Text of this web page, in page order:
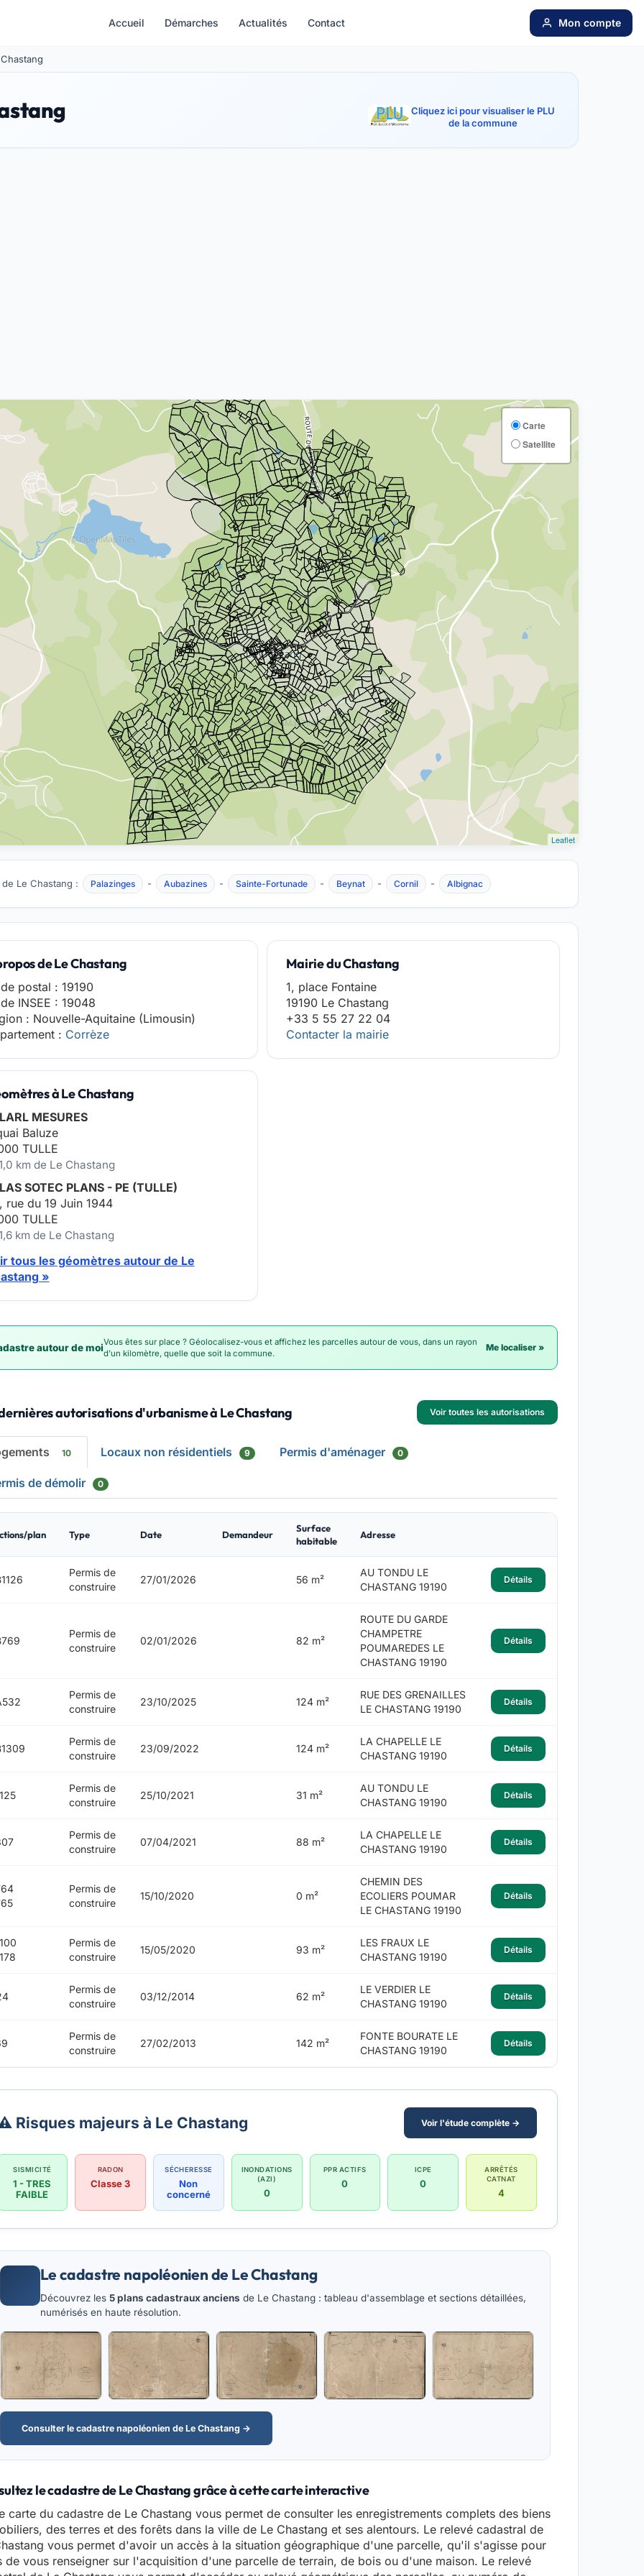
Accueil Démarches Actualités Contact Mon compte
Cliquez ici pour visualiser le PLU
de la commune
Carte
Satellite
Leaflet
Le Chastang : Palazinges - Aubazines - Sainte-Fortunade - Beynat - Cornil - Albignac
de Le Chastang
postal : 19190
INSEE : 19048
: Nouvelle-Aquitaine (Limousin)
: Corrèze
Mairie du Chastang
1, place Fontaine
19190 Le Chastang
+33 5 55 27 22 04
Contacter la mairie
à Le Chastang
MESURES
Baluze
TULLE
km de Le Chastang
SOTEC PLANS - PE (TULLE)
rue du 19 Juin 1944
TULLE
km de Le Chastang
tous les géomètres autour de Le
»
autour de moiVous êtes sur place ? Géolocalisez-vous et affichez les parcelles autour de vous, dans un rayon
d'un kilomètre, quelle que soit la commune.
Me localiser »
autorisations d'urbanisme à Le Chastang Voir toutes les autorisations
10 Locaux non résidentiels 9 Permis d'aménager 0
de démolir 0
plan Type Date Demandeur
Surface
habitable
Adresse
Permis de
construire
27/01/2026 56 m²
AU TONDU LE
CHASTANG 19190
Détails
Permis de
construire
02/01/2026 82 m²
ROUTE DU GARDE
CHAMPETRE
POUMAREDES LE
CHASTANG 19190
Détails
Permis de
construire
23/10/2025 124 m²
RUE DES GRENAILLES
LE CHASTANG 19190
Détails
Permis de
construire
23/09/2022 124 m²
LA CHAPELLE LE
CHASTANG 19190
Détails
Permis de
construire
25/10/2021 31 m²
AU TONDU LE
CHASTANG 19190
Détails
Permis de
construire
07/04/2021 88 m²
LA CHAPELLE LE
CHASTANG 19190
Détails
Permis de
construire
15/10/2020 0 m²
CHEMIN DES
ECOLIERS POUMAR
LE CHASTANG 19190
Détails
Permis de
construire
15/05/2020 93 m²
LES FRAUX LE
CHASTANG 19190
Détails
Permis de
construire
03/12/2014 62 m²
LE VERDIER LE
CHASTANG 19190
Détails
Permis de
construire
27/02/2013 142 m²
FONTE BOURATE LE
CHASTANG 19190
Détails
Risques majeurs à Le Chastang Voir l'étude complète →
SISMICITÉ
1 - TRES
FAIBLE
RADON
Classe 3
SÉCHERESSE
Non
concerné
INONDATIONS
(AZI)
0
PPR ACTIFS
0
ICPE
0
ARRÊTÉS
CATNAT
4
Le cadastre napoléonien de Le Chastang
Découvrez les 5 plans cadastraux anciens de Le Chastang : tableau d'assemblage et sections détaillées,
numérisés en haute résolution.
Consulter le cadastre napoléonien de Le Chastang →
le cadastre de Le Chastang grâce à cette carte interactive
carte du cadastre de Le Chastang vous permet de consulter les enregistrements complets des biens
des terres et des forêts dans la ville de Le Chastang et ses alentours. Le relevé cadastral de
vous permet d'avoir un accès à la situation géographique d'une parcelle, qu'il s'agisse pour
de vous renseigner sur l'acquisition d'une parcelle de terrain, de bois ou d'une maison. Le relevé